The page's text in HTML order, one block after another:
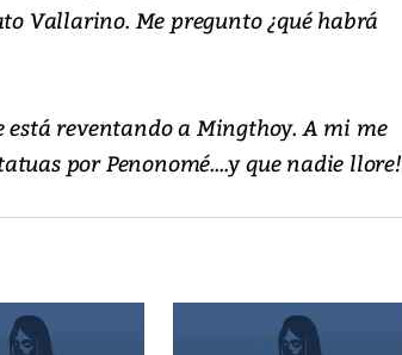
Vallarino. Me pregunto ¿qué habrá
reventando a Mingthoy. A mi me
por Penonomé....y que nadie llore!